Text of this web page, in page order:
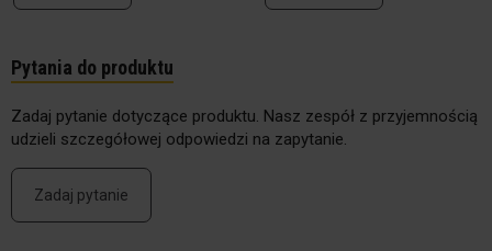
Pytania do produktu
Zadaj pytanie dotyczące produktu. Nasz zespół z przyjemnością
udzieli szczegółowej odpowiedzi na zapytanie.
Zadaj pytanie